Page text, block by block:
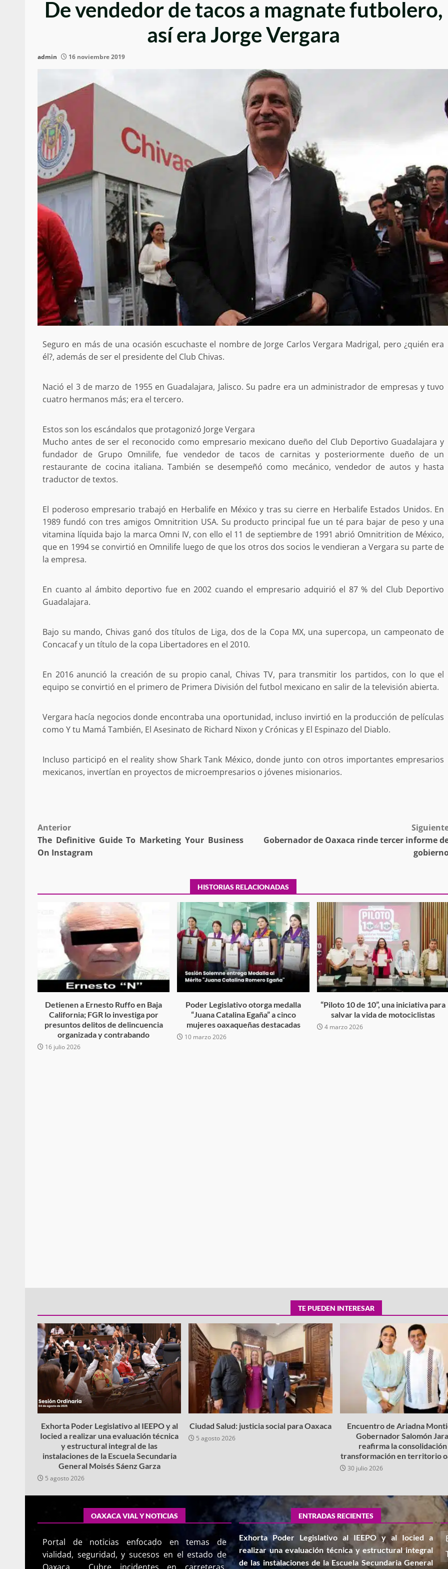
De vendedor de tacos a magnate futbolero,
así era Jorge Vergara
admin 16 noviembre 2019
Seguro en más de una ocasión escuchaste el nombre de Jorge Carlos Vergara Madrigal, pero ¿quién era
él?, además de ser el presidente del Club Chivas.
Nació el 3 de marzo de 1955 en Guadalajara, Jalisco. Su padre era un administrador de empresas y tuvo
cuatro hermanos más; era el tercero.
Estos son los escándalos que protagonizó Jorge Vergara
Mucho antes de ser el reconocido como empresario mexicano dueño del Club Deportivo Guadalajara y
fundador de Grupo Omnilife, fue vendedor de tacos de carnitas y posteriormente dueño de un
restaurante de cocina italiana. También se desempeñó como mecánico, vendedor de autos y hasta
traductor de textos.
El poderoso empresario trabajó en Herbalife en México y tras su cierre en Herbalife Estados Unidos. En
1989 fundó con tres amigos Omnitrition USA. Su producto principal fue un té para bajar de peso y una
vitamina líquida bajo la marca Omni IV, con ello el 11 de septiembre de 1991 abrió Omnitrition de México,
que en 1994 se convirtió en Omnilife luego de que los otros dos socios le vendieran a Vergara su parte de
la empresa.
En cuanto al ámbito deportivo fue en 2002 cuando el empresario adquirió el 87 % del Club Deportivo
Guadalajara.
Bajo su mando, Chivas ganó dos títulos de Liga, dos de la Copa MX, una supercopa, un campeonato de
Concacaf y un título de la copa Libertadores en el 2010.
En 2016 anunció la creación de su propio canal, Chivas TV, para transmitir los partidos, con lo que el
equipo se convirtió en el primero de Primera División del futbol mexicano en salir de la televisión abierta.
Vergara hacía negocios donde encontraba una oportunidad, incluso invirtió en la producción de películas
como Y tu Mamá También, El Asesinato de Richard Nixon y Crónicas y El Espinazo del Diablo.
Incluso participó en el reality show Shark Tank México, donde junto con otros importantes empresarios
mexicanos, invertían en proyectos de microempresarios o jóvenes misionarios.
Post
navigation
Anterior
The Definitive Guide To Marketing Your Business
On Instagram
Gobernador de Oaxaca rinde tercer informe
HISTORIAS RELACIONADAS
Detienen a Ernesto Ruffo en Baja
California; FGR lo investiga por
presuntos delitos de delincuencia
organizada y contrabando
16 julio 2026
Poder Legislativo otorga medalla
“Juana Catalina Egaña” a cinco
mujeres oaxaqueñas destacadas
10 marzo 2026
“Piloto 10 de 10”, una iniciativa para
salvar la vida de motociclistas
4 marzo 2026
Respaldar la Reforma Electoral es estar del
a realizar una evaluación técnica y
estructural integral de las instalaciones de la
Escuela Secundaria General Moisés Sáenz
22 octubre 2024 30 enero 2025
Sanciona Municipio de Oaxaca de
denuncia ciudadana
admin 16 julio 2026
y al Iocied a realizar una evaluación
técnica y estructural integral de las
instalaciones de la Escuela
Garza
admin 5 agosto 2026
operativos aéreos en la Sierra Sur
para reforzar la vigilancia y
búsqueda de persona desaparecida
admin 17 septiembre 2025
presuntos delitos de
organizada y contrabando
admin 16 julio 2026
Ejecuta orden de aprehensión por el
TE PUEDEN INTERESAR
Exhorta Poder Legislativo al IEEPO y al
Iocied a realizar una evaluación técnica
y estructural integral de las
instalaciones de la Escuela Secundaria
General Moisés Sáenz Garza
5 agosto 2026
Ciudad Salud: justicia social para Oaxaca
5 agosto 2026
Encuentro de Ariadna
Gobernador Salomón
reafirma la consolidación
transformación en territorio
30 julio 2026
OAXACA VIAL Y NOTICIAS
Portal de noticias enfocado en temas de
vialidad, seguridad, y sucesos en el estado de
ENTRADAS RECIENTES
Exhorta Poder Legislativo al IEEPO y al Iocied a
realizar una evaluación técnica y estructural integral
de las instalaciones de la Escuela Secundaria General